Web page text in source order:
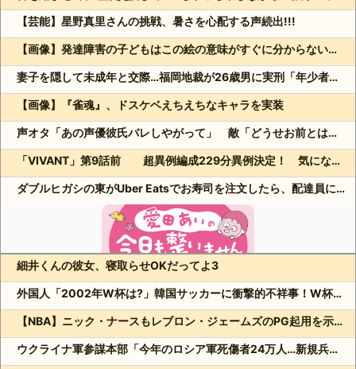
【芸能】星野真里さんの挑戦、暑さを心配する声続出!!!
【画像】発達障害の子どもはこの絵の意味がすぐに分からないらしい
妻子を隠して未成年と交際…福岡地裁が26歳男に実刑「年少者の未熟さにつけ込んだ」
【画像】『雀魂』、ドスケベえちえちなキャラを実装
声オタ「あの声優彼氏バレしやがって」 敵「どうせお前とは付き合えないのにｗ」←これ
「VIVANT」第9話前 超異例編成229分異例決定！ 気になる「裏の裏」黒須（松坂桃李）飛び交う考察
ダブルヒガシの東がUber Eatsでお寿司を注文したら、配達員に全て食べられる!?
Powered by livedoor 相互RSS
細井くんの彼女、寝取らせOKだってよ3
外国人「2002年W杯は?」韓国サッカーに衝撃的不祥事！W杯予選でレフリーへの性的接待発覚！海外騒然！【海外の反応】
【NBA】ニック・ナースもレブロン・ジェームズのPG起用を示唆か
ウクライナ軍参謀本部「今年のロシア軍死傷者24万人…新規兵力の募集規模を上回る」！